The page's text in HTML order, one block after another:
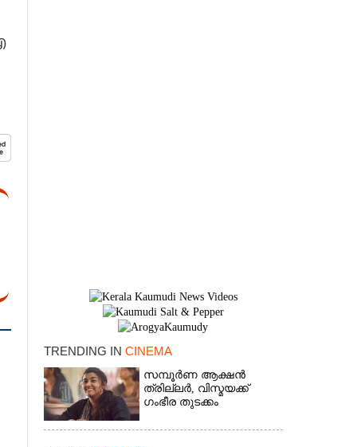
TRENDING IN CINEMA
സമ്പൂർണ ആക്ഷൻ
ത്രില്ലർ,​ വിസ്മയക്ക്
ഗംഭീര തുടക്കം